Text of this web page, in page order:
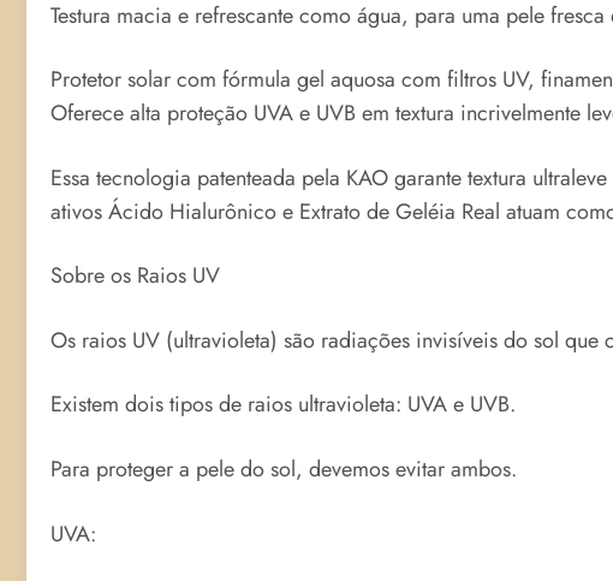
Testura macia e refrescante como água, para uma pele fresca
Protetor solar com fórmula gel aquosa com filtros UV,
Oferece alta proteção UVA e UVB em textura incrivelmente
Essa tecnologia patenteada pela KAO garante textura
ativos Ácido Hialurônico e Extrato de Geléia Real atuam
Sobre os Raios UV
Os raios UV (ultravioleta) são radiações invisíveis do sol que
Existem dois tipos de raios ultravioleta: UVA e UVB.
Para proteger a pele do sol, devemos evitar ambos.
UVA: